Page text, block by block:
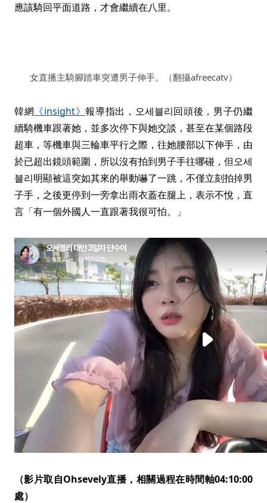
應該騎回平面道路，才會繼續在八里。
女直播主騎腳踏車突遭男子伸手。（翻攝afreecatv）
1|2
韓網 《insight》報導指出，오세블리回頭後，男子仍繼
續騎機車跟著她，並多次停下與她交談，甚至在某個路段
超車，等機車與三輪車平行之際，往她腰部以下伸手，由
於已超出鏡頭範圍，所以沒有拍到男子手往哪碰，但오세
블리明顯被這突如其來的舉動嚇了一跳，不僅立刻拍掉男
子手，之後更停到一旁拿出雨衣蓋在腿上，表示不悅，直
言「有一個外國人一直跟著我很可怕。」
（影片取自Ohsevely直播，相關過程在時間軸04:10:00
處）